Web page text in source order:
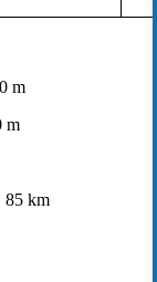
m
m
85 km